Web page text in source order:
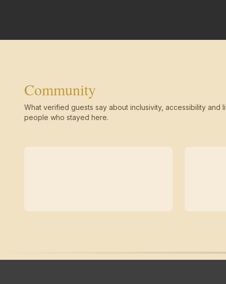
Community
What verified guests say about inclusivity, accessibility and
people who stayed here.